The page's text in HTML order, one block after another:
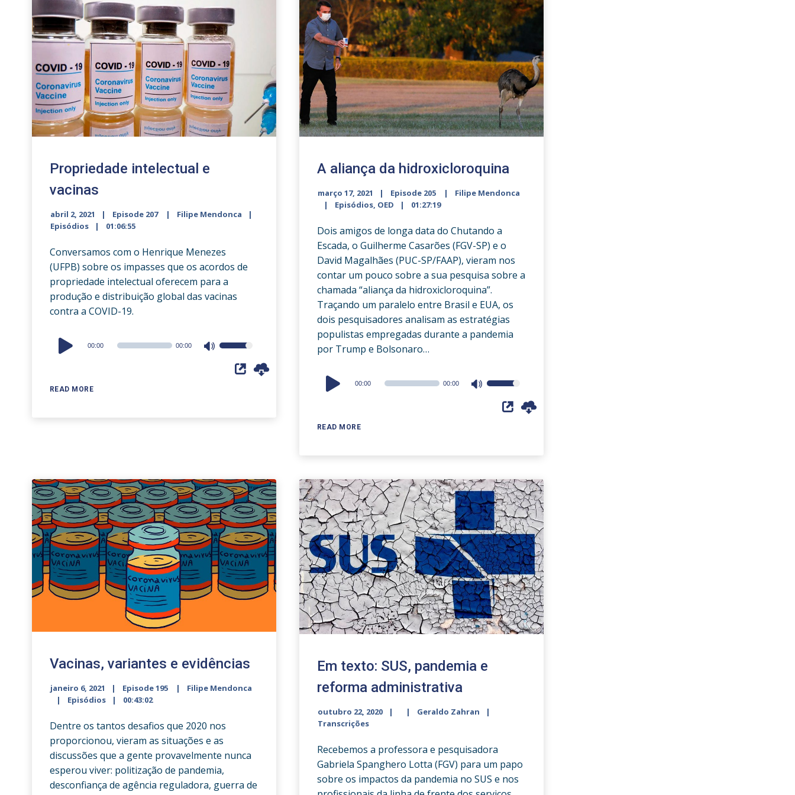
volume.
Propriedade intelectual e
vacinas
abril 2, 2021 Episode 207
Filipe Mendonca
Episódios
01:06:55
Conversamos com o Henrique Menezes
(UFPB) sobre os impasses que os acordos de
propriedade intelectual oferecem para a
produção e distribuição global das vacinas
contra a COVID-19.
READ MORE
Audio
Player
00:00 00:00
Use
Up/Down
A aliança da hidroxicloroquina
março 17, 2021 Episode 205
Filipe Mendonca
Episódios, OED 01:27:19
Dois amigos de longa data do Chutando a
Escada, o Guilherme Casarões (FGV-SP) e o
David Magalhães (PUC-SP/FAAP), vieram nos
contar um pouco sobre a sua pesquisa sobre a
chamada “aliança da hidroxicloroquina”.
Traçando um paralelo entre Brasil e EUA, os
dois pesquisadores analisam as estratégias
populistas empregadas durante a pandemia
por Trump e Bolsonaro…
READ MORE
Audio
Player
00:00 00:00
Use
Up/Down
decrease
volume.
Vacinas, variantes e evidências
janeiro 6, 2021 Episode 195
Filipe Mendonca
Episódios
00:43:02
Dentre os tantos desafios que 2020 nos
proporcionou, vieram as situações e as
discussões que a gente provavelmente nunca
esperou viver: politização de pandemia,
desconfiança de agência reguladora, guerra de
Em texto: SUS, pandemia e
reforma administrativa
outubro 22, 2020
Geraldo Zahran
Transcrições
Recebemos a professora e pesquisadora
Gabriela Spanghero Lotta (FGV) para um papo
sobre os impactos da pandemia no SUS e nos